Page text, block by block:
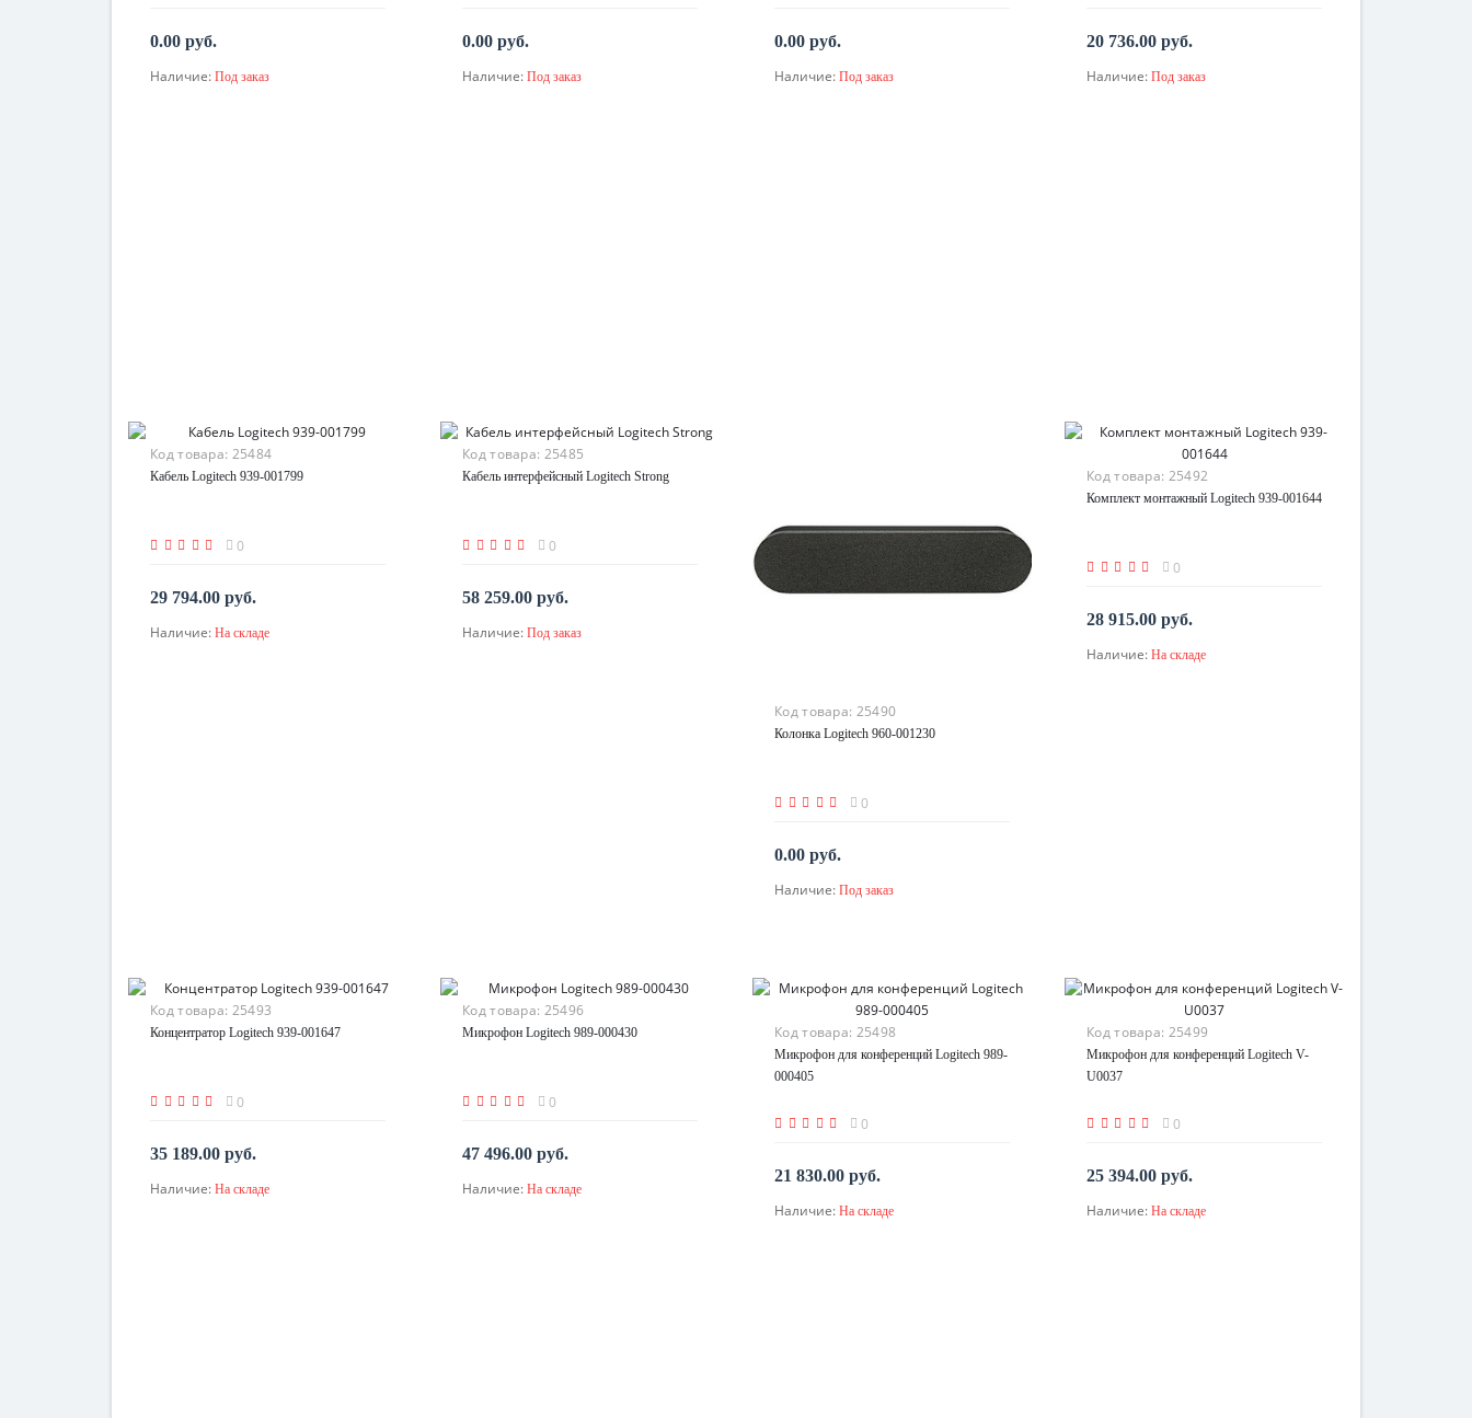
0.00 руб.
По запросу
Наличие: Под заказ
0.00 руб.
По запросу
Наличие: Под заказ
0.00 руб.
По запросу
Наличие: Под заказ
20 736.00 руб.
По запросу
Наличие: Под заказ
Код товара: 25484
Кабель Logitech 939-001799
0
29 794.00 руб.
В корзину
Наличие: На складе
Код товара: 25485
Кабель интерфейсный Logitech Strong
0
58 259.00 руб.
По запросу
Наличие: Под заказ
Код товара: 25490
Колонка Logitech 960-001230
0
0.00 руб.
По запросу
Наличие: Под заказ
Код товара: 25492
Комплект монтажный Logitech 939-001644
0
28 915.00 руб.
В корзину
Наличие: На складе
Код товара: 25493
Концентратор Logitech 939-001647
0
35 189.00 руб.
В корзину
Наличие: На складе
Код товара: 25496
Микрофон Logitech 989-000430
0
47 496.00 руб.
В корзину
Наличие: На складе
Код товара: 25498
Микрофон для конференций Logitech 989-
000405
0
21 830.00 руб.
В корзину
Наличие: На складе
Код товара: 25499
Микрофон для конференций Logitech V-
U0037
0
25 394.00 руб.
В корзину
Наличие: На складе